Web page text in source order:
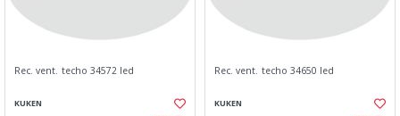
Rec. vent. techo 34572 led
KUKEN
Rec. vent. techo 34650 led
KUKEN